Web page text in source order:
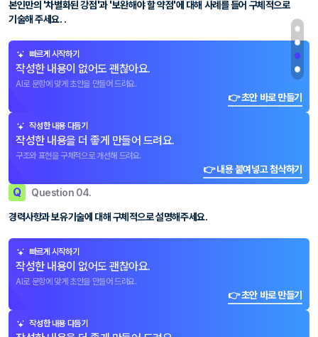
본인만의 '차별화된 강점'과 '보완해야 할 약점'에 대해 사례를 들어 구체적으로
기술해 주세요. .
빠르게 시작하기
작성한 내용이 없어도 괜찮아요.
AI로 문항에 맞게 초안을 만들어 드려요.
👉 초안 바로 만들기
작성한 내용 다듬기
작성한 내용을 더 좋게 만들어 드려요.
구조와 표현을 구체적으로 개선해 드려요.
👉 내용 붙여넣고 첨삭하기
Q Question 04.
경력사항과 보유기술에 대해 구체적으로 설명해주세요.
빠르게 시작하기
작성한 내용이 없어도 괜찮아요.
AI로 문항에 맞게 초안을 만들어 드려요.
👉 초안 바로 만들기
작성한 내용 다듬기